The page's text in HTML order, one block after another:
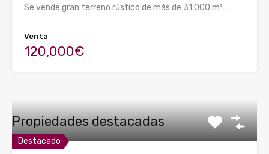
Se vende gran terreno rústico de más de 31.000 m²…
Venta
120,000€
Propiedades destacadas
Destacado